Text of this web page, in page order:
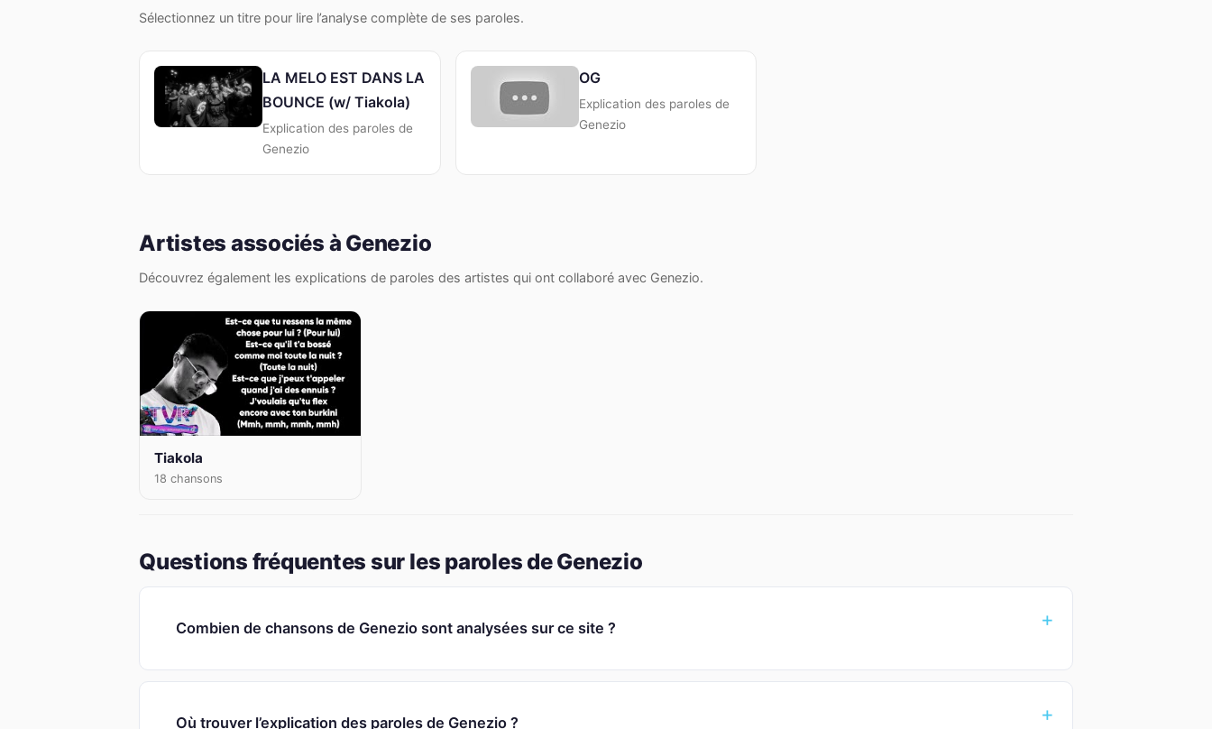
Sélectionnez un titre pour lire l’analyse complète de ses paroles.
LA MELO EST DANS LA
BOUNCE (w/ Tiakola)
Explication des paroles de
Genezio
OG
Explication des paroles de
Genezio
Artistes associés à Genezio
Découvrez également les explications de paroles des artistes qui ont collaboré avec Genezio.
Tiakola
18 chansons
Questions fréquentes sur les paroles de Genezio
Combien de chansons de Genezio sont analysées sur ce site ?
Où trouver l’explication des paroles de Genezio ?